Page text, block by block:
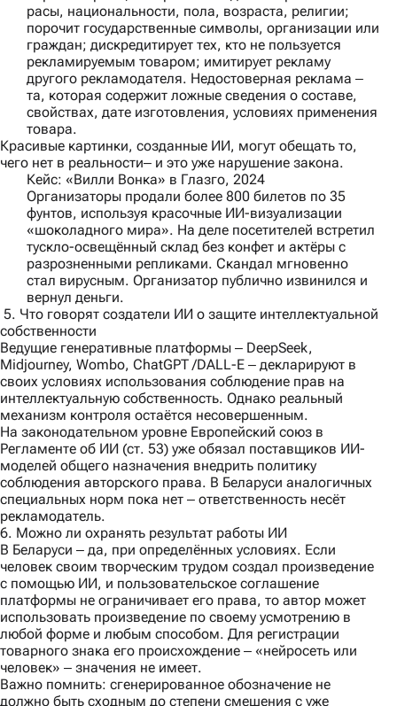
расы, национальности, пола, возраста, религии;
порочит государственные символы, организации или
граждан; дискредитирует тех, кто не пользуется
рекламируемым товаром; имитирует рекламу
другого рекламодателя. Недостоверная реклама ‒
та, которая содержит ложные сведения о составе,
свойствах, дате изготовления, условиях применения
товара.
Красивые картинки, созданные ИИ, могут обещать то,
чего нет в реальности‒ и это уже нарушение закона.
Кейс: «Вилли Вонка» в Глазго, 2024
Организаторы продали более 800 билетов по 35
фунтов, используя красочные ИИ-визуализации
«шоколадного мира». На деле посетителей встретил
тускло-освещённый склад без конфет и актёры с
разрозненными репликами. Скандал мгновенно
стал вирусным. Организатор публично извинился и
вернул деньги.
5. Что говорят создатели ИИ о защите интеллектуальной
собственности
Ведущие генеративные платформы ‒ DeepSeek,
Midjourney, Wombo, ChatGPT /DALL-E ‒ декларируют в
своих условиях использования соблюдение прав на
интеллектуальную собственность. Однако реальный
механизм контроля остаётся несовершенным.
На законодательном уровне Европейский союз в
Регламенте об ИИ (ст. 53) уже обязал поставщиков ИИ-
моделей общего назначения внедрить политику
соблюдения авторского права. В Беларуси аналогичных
специальных норм пока нет ‒ ответственность несёт
рекламодатель.
6. Можно ли охранять результат работы ИИ
В Беларуси ‒ да, при определённых условиях. Если
человек своим творческим трудом создал произведение
с помощью ИИ, и пользовательское соглашение
платформы не ограничивает его права, то автор может
использовать произведение по своему усмотрению в
любой форме и любым способом. Для регистрации
товарного знака его происхождение ‒ «нейросеть или
человек» ‒ значения не имеет.
Важно помнить: сгенерированное обозначение не
должно быть сходным до степени смешения с уже